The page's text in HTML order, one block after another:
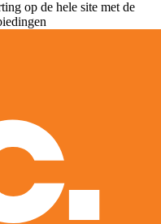
op de hele site met de